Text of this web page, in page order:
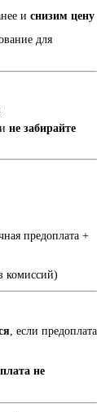
и снизим цену
для
и не забирайте
предоплата +
комиссий)
, если предоплата
не